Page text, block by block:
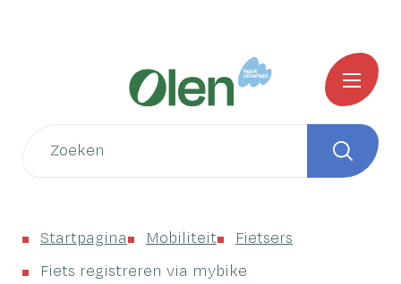
inhoud
Startpagina
Gemeente
Olen
zoek
Zoeken
MENU
Startpagina Mobiliteit
Fietsers
Fiets registreren via mybike